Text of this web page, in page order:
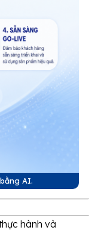
AI.
hành và